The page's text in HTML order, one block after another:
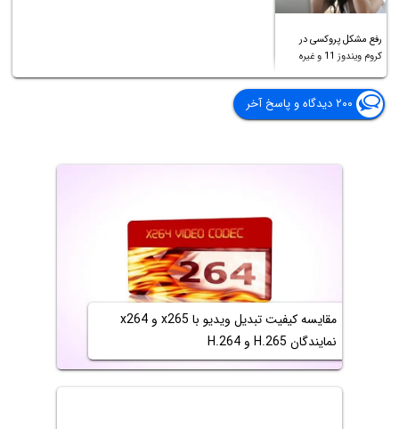
رفع مشکل پروکسی در
کروم ویندوز 11 و غیره
۲۰۰ دیدگاه و پاسخ آخر
مقایسه کیفیت تبدیل ویدیو با x265 و x264
نمایندگان H.265 و H.264